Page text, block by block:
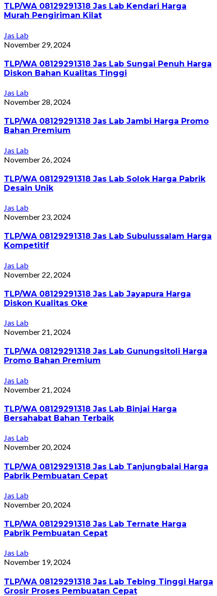
TLP/WA 08129291318 Jas Lab Kendari Harga
Murah Pengiriman Kilat
Jas Lab
November 29, 2024
TLP/WA 08129291318 Jas Lab Sungai Penuh Harga
Diskon Bahan Kualitas Tinggi
Jas Lab
November 28, 2024
TLP/WA 08129291318 Jas Lab Jambi Harga Promo
Bahan Premium
Jas Lab
November 26, 2024
TLP/WA 08129291318 Jas Lab Solok Harga Pabrik
Desain Unik
Jas Lab
November 23, 2024
TLP/WA 08129291318 Jas Lab Subulussalam Harga
Kompetitif
Jas Lab
November 22, 2024
TLP/WA 08129291318 Jas Lab Jayapura Harga
Diskon Kualitas Oke
Jas Lab
November 21, 2024
TLP/WA 08129291318 Jas Lab Gunungsitoli Harga
Promo Bahan Premium
Jas Lab
November 21, 2024
TLP/WA 08129291318 Jas Lab Binjai Harga
Bersahabat Bahan Terbaik
Jas Lab
November 20, 2024
TLP/WA 08129291318 Jas Lab Tanjungbalai Harga
Pabrik Pembuatan Cepat
Jas Lab
November 20, 2024
TLP/WA 08129291318 Jas Lab Ternate Harga
Pabrik Pembuatan Cepat
Jas Lab
November 19, 2024
TLP/WA 08129291318 Jas Lab Tebing Tinggi Harga
Grosir Proses Pembuatan Cepat